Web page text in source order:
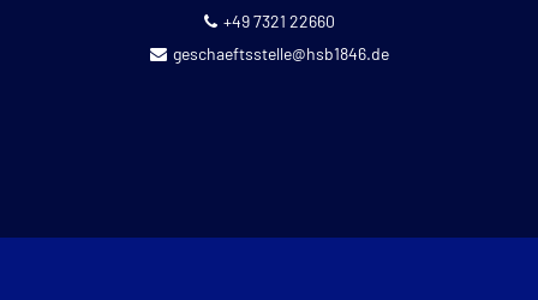
+49 7321 22660
geschaeftsstelle@hsb1846.de